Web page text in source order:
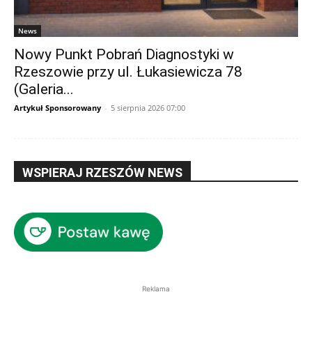
News
Nowy Punkt Pobrań Diagnostyki w
Rzeszowie przy ul. Łukasiewicza 78
(Galeria...
Artykuł Sponsorowany - 5 sierpnia 2026 07:00
WSPIERAJ RZESZÓW NEWS
Reklama